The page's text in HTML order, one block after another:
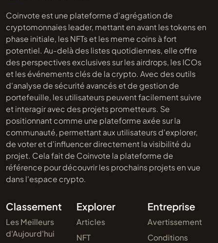
Coinvote est une plateforme d'agrégation de
cryptomonnaies leader, mettant en avant les tokens en
phase initiale, les NFTs et les meme coins à fort
potentiel. Au-delà des listes quotidiennes, elle offre
des perspectives exclusives sur les airdrops, les ICOs
et les événements clés de la crypto. Avec des outils
d'analyse de sécurité avancés et de gestion de
portefeuille, les utilisateurs peuvent facilement suivre
et interagir avec des projets prometteurs. Se
positionnant comme une plateforme axée sur la
communauté, permettant aux utilisateurs d'explorer,
de voter et d'influencer directement la visibilité du
projet. Cela fait de Coinvote la plateforme de
référence pour découvrir les prochains projets en vue
dans l'espace crypto.
Classement
Les Meilleurs
d'Aujourd'hui
Explorer
Articles
NFT
Entreprise
Avertissement
Conditions